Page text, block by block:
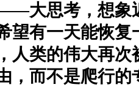
大思考，想象
望有一天能恢复
人类的伟大再次
，而不是爬行的